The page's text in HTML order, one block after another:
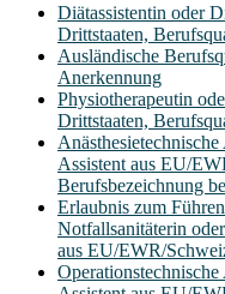
Diätassistentin oder
Drittstaaten,
Ausländische
Anerkennung
Physiotherapeutin
Drittstaaten,
Assistent aus EU/
Berufsbezeichnung
Erlaubnis zum
Notfallsanitäterin
aus EU/EWR/